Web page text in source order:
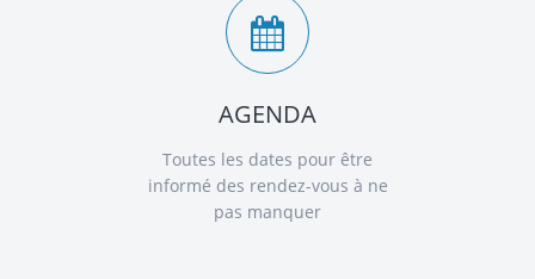
AGENDA
Toutes les dates pour être
informé des rendez-vous à ne
pas manquer